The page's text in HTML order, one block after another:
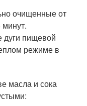
очищенные от
дуги пищевой
режиме в
масла и сока